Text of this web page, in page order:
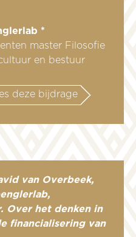
*
master Filosofie
en bestuur
deze bijdrage
van Overbeek,
Over het denken in
financialisering van